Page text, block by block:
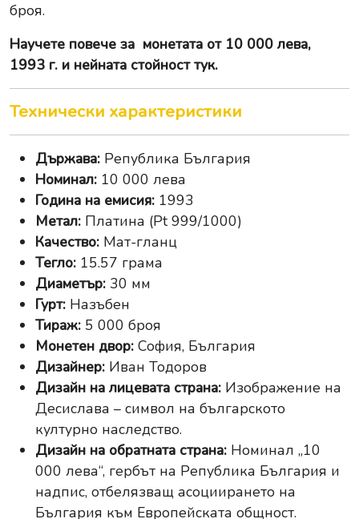
броя.
Научете повече за монетата от 10 000 лева,
1993 г. и нейната стойност тук.
Технически характеристики
Държава: Република България
Номинал: 10 000 лева
Година на емисия: 1993
Метал: Платина (Pt 999/1000)
Качество: Мат-гланц
Тегло: 15.57 грама
Диаметър: 30 мм
Гурт: Назъбен
Тираж: 5 000 броя
Монетен двор: София, България
Дизайнер: Иван Тодоров
Дизайн на лицевата страна: Изображение на
Десислава – символ на българското
културно наследство.
Дизайн на обратната страна: Номинал „10
000 лева“, гербът на Република България и
надпис, отбелязващ асоциирането на
България към Европейската общност.